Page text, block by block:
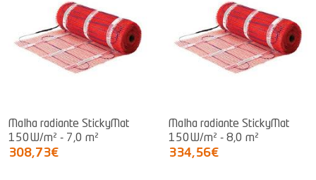
Malha radiante StickyMat
150W/m² - 7,0 m²
308,73€
Malha radiante StickyMat
150W/m² - 8,0 m²
334,56€